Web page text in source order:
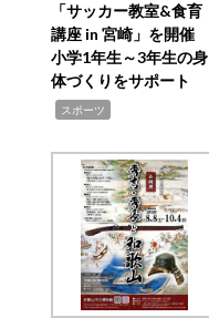
「サッカー教室&食育
講座 in 宮崎」を開催
小学1年生～3年生の身
体づくりをサポート
スポーツ